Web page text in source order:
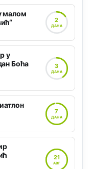
малом
2
ДАНА
у
Боћа
3
ДАНА
7
ДАНА
21
АВГ